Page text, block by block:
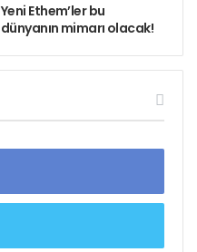
Yeni Ethem’ler bu
dünyanın mimarı olacak!